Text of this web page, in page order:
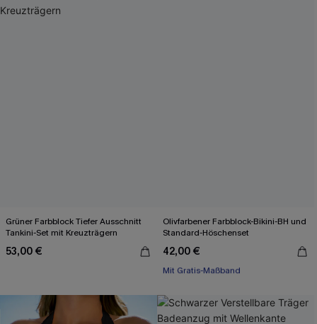
Grüner Farbblock Tiefer Ausschnitt
Tankini-Set mit Kreuzträgern
53,00 €
Olivfarbener Farbblock-Bikini-BH und
Standard-Höschenset
42,00 €
Mit Gratis-Maßband
Separate Größen